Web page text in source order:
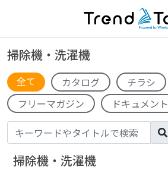
掃除機・洗濯機
全て カタログ チラシ
フリーマガジン
ドキュメント
掃除機・洗濯機